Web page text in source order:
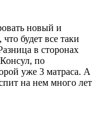
новый и
будет все таки
в сторонах
по
уже 3 матраса. А
на нем много лет